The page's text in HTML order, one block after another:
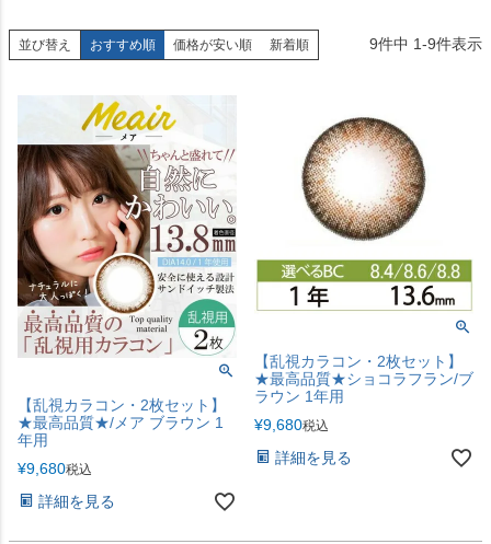
並び替え おすすめ順 価格が安い順 新着順 9件中 1-9件表示
【乱視カラコン・2枚セット】
★最高品質★/メア ブラウン 1
年用
¥9,680税込
詳細を見る
【乱視カラコン・2枚セット】
★最高品質★ショコラフラン/ブ
ラウン 1年用
¥9,680税込
詳細を見る